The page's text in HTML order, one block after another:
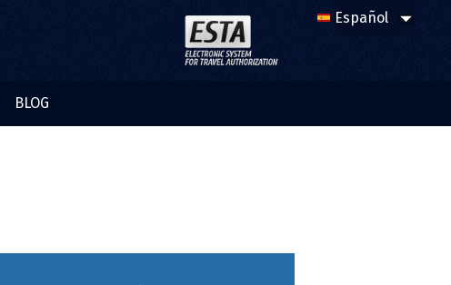
BLOG